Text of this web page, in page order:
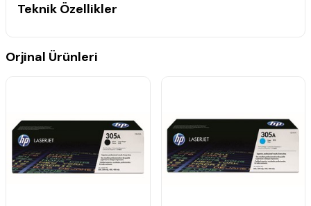
Teknik Özellikler
Ürün Kodu (MPN): CE412A
Ürün Türü: Muadil Toner
Uyumlu Yazıcı Modelleri
HP LaserJet Pro 300 Color M351a
HP LaserJet Pro 300 Color MFP M375nw
HP LaserJet Pro 400 Color M451dn
Orjinal Ürünleri